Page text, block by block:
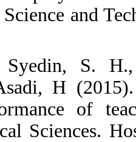
Journal of
25. Mohseni,
Molshadi, M.,
status of the
University of